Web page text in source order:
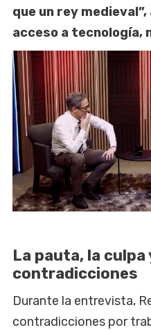
que un rey
acceso a tecnología,
La pauta, la culpa
contradicciones
Durante la entrevista,
contradicciones por